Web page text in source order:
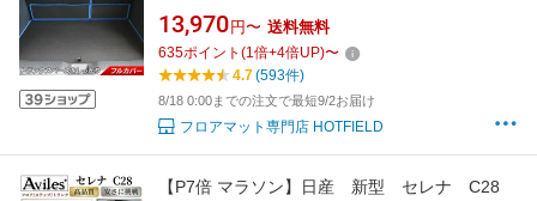
ッジルームマット カーボンファイバー調 リア
ルラバー 送料無料 HOTFIELD 車 内装パーツ カ
ー用品 日本製
13,970 円〜 送料無料
635ポイント (1倍+4倍UP)〜
4.7(593件)
8/18 0:00までの注文で最短9/2お届け
フロアマット専門店 HOTFIELD
【P7倍 マラソン】日産 新型 セレナ C28